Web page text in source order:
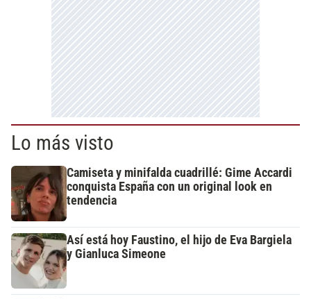
Lo más visto
Camiseta y minifalda cuadrillé: Gime Accardi
conquista España con un original look en
tendencia
Así está hoy Faustino, el hijo de Eva Bargiela
y Gianluca Simeone